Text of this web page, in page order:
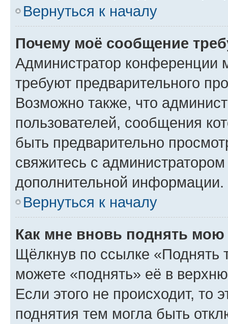
Вернуться к началу
Почему моё сообщение
Администратор конференции
требуют предварительного
Возможно также, что
пользователей, сообщения
быть предварительно
свяжитесь с
дополнительной информации.
Вернуться к началу
Как мне вновь поднять мою
Щёлкнув по ссылке «Поднять
можете «поднять» её в
Если этого не происходит, то
поднятия тем могла быть